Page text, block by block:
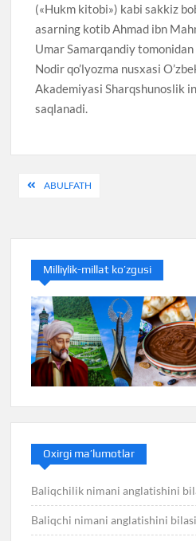
(«Hukm kitobi») kabi sakkiz
asarning kotib Ahmad ibn
Umar Samarqandiy
Nodir qo’lyozma nusxasi
Akademiyasi Sharqshunoslik
saqlanadi.
PostABULFATH
Milliylik-millat ko’zgusi
Oxirgi ma’lumotlar
Baliqchilik nimani anglatishini
Baliqchi nimani anglatishini